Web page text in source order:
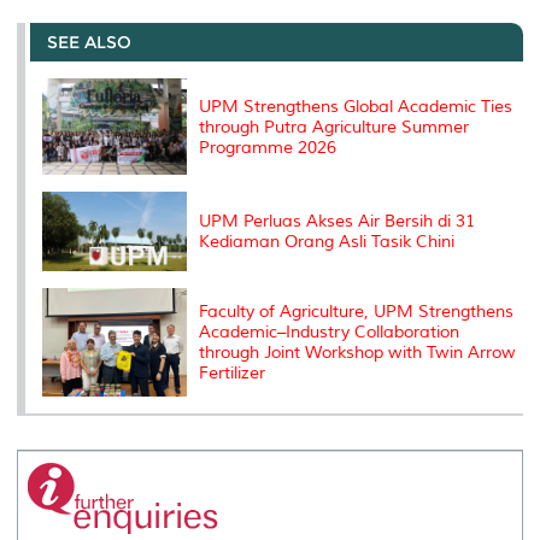
e
b
o
o
k
t
r
e
I
l
L
n
P
e
t
SEE ALSO
UPM Strengthens Global Academic Ties
through Putra Agriculture Summer
Programme 2026
UPM Perluas Akses Air Bersih di 31
Kediaman Orang Asli Tasik Chini
Faculty of Agriculture, UPM Strengthens
Academic–Industry Collaboration
through Joint Workshop with Twin Arrow
Fertilizer